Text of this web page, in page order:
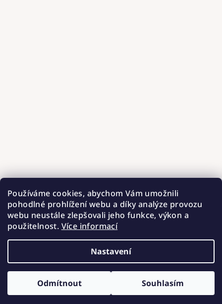
Používáme cookies, abychom Vám umožnili
pohodlné prohlížení webu a díky analýze provozu
webu neustále zlepšovali jeho funkce, výkon a
použitelnost. Více informací
Nastavení
Odmítnout Souhlasím
Copyright 2026Hnízdečka od Barunky. Všechna práva
vyhrazena.Upravit nastavení cookies
Vytvořil Shoptet
ZÍSKEJTE SLEVU 100 Kč